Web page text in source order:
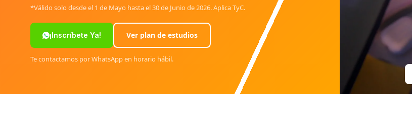
*Válido solo desde el 1 de Mayo hasta el 30 de Junio de 2026. Aplica TyC.
¡Inscríbete Ya! Ver plan de estudios
Te contactamos por WhatsApp en horario hábil.